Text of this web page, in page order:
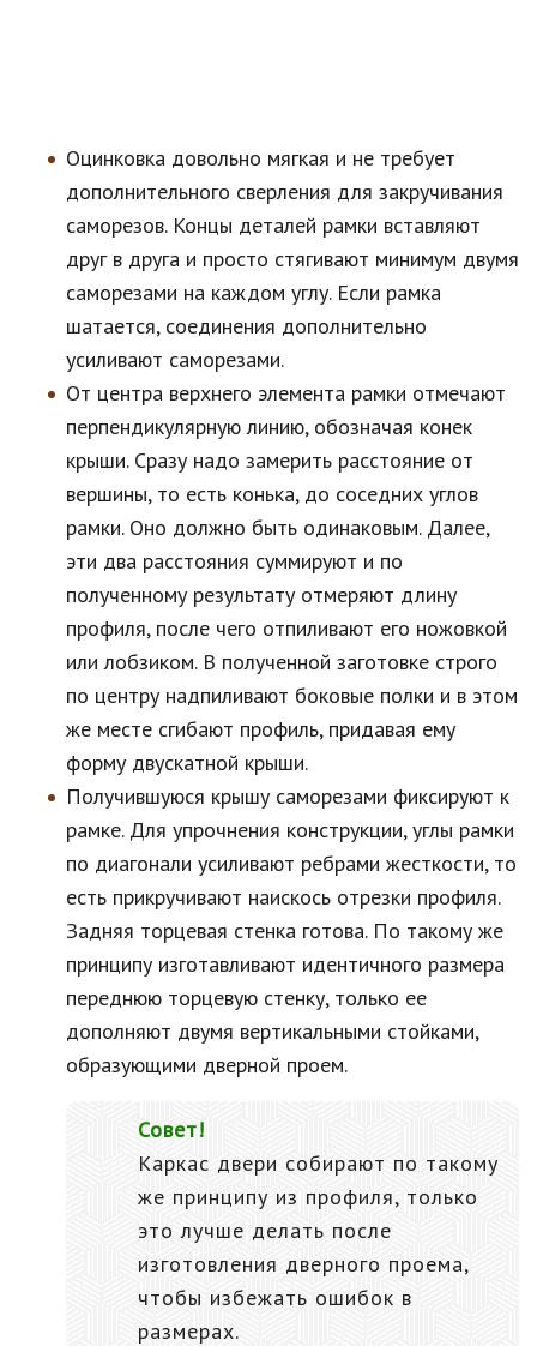
Оцинковка довольно мягкая и не требует
дополнительного сверления для закручивания
саморезов. Концы деталей рамки вставляют
друг в друга и просто стягивают минимум двумя
саморезами на каждом углу. Если рамка
шатается, соединения дополнительно
усиливают саморезами.
От центра верхнего элемента рамки отмечают
перпендикулярную линию, обозначая конек
крыши. Сразу надо замерить расстояние от
вершины, то есть конька, до соседних углов
рамки. Оно должно быть одинаковым. Далее,
эти два расстояния суммируют и по
полученному результату отмеряют длину
профиля, после чего отпиливают его ножовкой
или лобзиком. В полученной заготовке строго
по центру надпиливают боковые полки и в этом
же месте сгибают профиль, придавая ему
форму двускатной крыши.
Получившуюся крышу саморезами фиксируют к
рамке. Для упрочнения конструкции, углы рамки
по диагонали усиливают ребрами жесткости, то
есть прикручивают наискось отрезки профиля.
Задняя торцевая стенка готова. По такому же
принципу изготавливают идентичного размера
переднюю торцевую стенку, только ее
дополняют двумя вертикальными стойками,
образующими дверной проем.
Совет!
Каркас двери собирают по такому
же принципу из профиля, только
это лучше делать после
изготовления дверного проема,
чтобы избежать ошибок в
размерах.